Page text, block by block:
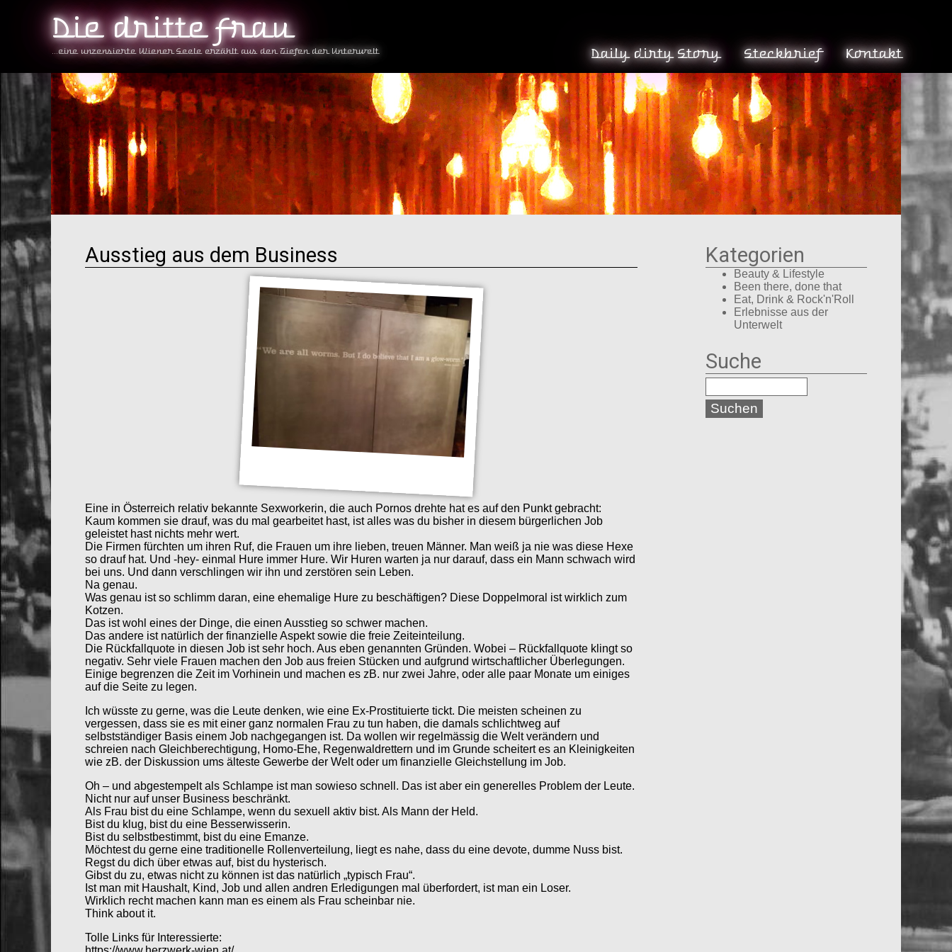
Die dritte Frau
...eine unzensierte Wiener Seele erzählt aus den Tiefen der Unterwelt Daily dirty Story Steckbrief Kontakt
Kategorien
Beauty & Lifestyle
Been there, done that
Eat, Drink & Rock'n'Roll
Erlebnisse aus der
Unterwelt
Suche
Ausstieg aus dem Business
Eine in Österreich relativ bekannte Sexworkerin, die auch Pornos drehte hat es auf den Punkt gebracht:
Kaum kommen sie drauf, was du mal gearbeitet hast, ist alles was du bisher in diesem bürgerlichen Job
geleistet hast nichts mehr wert.
Die Firmen fürchten um ihren Ruf, die Frauen um ihre lieben, treuen Männer. Man weiß ja nie was diese Hexe
so drauf hat. Und -hey- einmal Hure immer Hure. Wir Huren warten ja nur darauf, dass ein Mann schwach wird
bei uns. Und dann verschlingen wir ihn und zerstören sein Leben.
Na genau.
Was genau ist so schlimm daran, eine ehemalige Hure zu beschäftigen? Diese Doppelmoral ist wirklich zum
Kotzen.
Das ist wohl eines der Dinge, die einen Ausstieg so schwer machen.
Das andere ist natürlich der finanzielle Aspekt sowie die freie Zeiteinteilung.
Die Rückfallquote in diesen Job ist sehr hoch. Aus eben genannten Gründen. Wobei – Rückfallquote klingt so
negativ. Sehr viele Frauen machen den Job aus freien Stücken und aufgrund wirtschaftlicher Überlegungen.
Einige begrenzen die Zeit im Vorhinein und machen es zB. nur zwei Jahre, oder alle paar Monate um einiges
auf die Seite zu legen.
Ich wüsste zu gerne, was die Leute denken, wie eine Ex-Prostituierte tickt. Die meisten scheinen zu
vergessen, dass sie es mit einer ganz normalen Frau zu tun haben, die damals schlichtweg auf
selbstständiger Basis einem Job nachgegangen ist. Da wollen wir regelmässig die Welt verändern und
schreien nach Gleichberechtigung, Homo-Ehe, Regenwaldrettern und im Grunde scheitert es an Kleinigkeiten
wie zB. der Diskussion ums älteste Gewerbe der Welt oder um finanzielle Gleichstellung im Job.
Oh – und abgestempelt als Schlampe ist man sowieso schnell. Das ist aber ein generelles Problem der Leute.
Nicht nur auf unser Business beschränkt.
Als Frau bist du eine Schlampe, wenn du sexuell aktiv bist. Als Mann der Held.
Bist du klug, bist du eine Besserwisserin.
Bist du selbstbestimmt, bist du eine Emanze.
Möchtest du gerne eine traditionelle Rollenverteilung, liegt es nahe, dass du eine devote, dumme Nuss bist.
Regst du dich über etwas auf, bist du hysterisch.
Gibst du zu, etwas nicht zu können ist das natürlich „typisch Frau“.
Ist man mit Haushalt, Kind, Job und allen andren Erledigungen mal überfordert, ist man ein Loser.
Wirklich recht machen kann man es einem als Frau scheinbar nie.
Think about it.
Tolle Links für Interessierte: